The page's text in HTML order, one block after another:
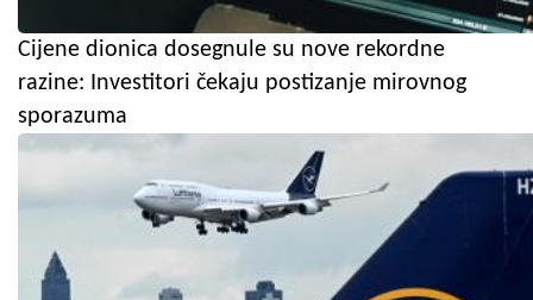
Cijene dionica dosegnule su nove rekordne
razine: Investitori čekaju postizanje mirovnog
sporazuma